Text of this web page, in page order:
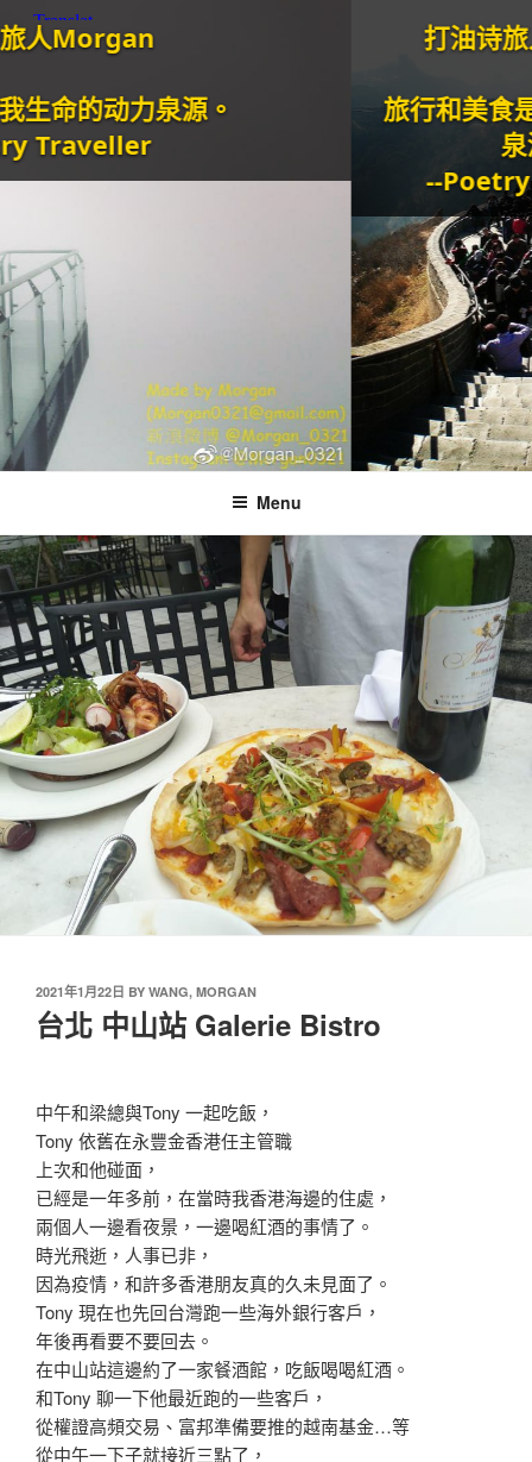
动力泉源。
打油诗旅人
旅行和美食是我生
--Poetry
Menu
2021年1月22日 BY WANG, MORGAN
台北 中山站 Galerie Bistro
中午和梁總與Tony 一起吃飯，
Tony 依舊在永豐金香港任主管職
上次和他碰面，
已經是一年多前，在當時我香港海邊的住處，
兩個人一邊看夜景，一邊喝紅酒的事情了。
時光飛逝，人事已非，
因為疫情，和許多香港朋友真的久未見面了。
Tony 現在也先回台灣跑一些海外銀行客戶，
年後再看要不要回去。
在中山站這邊約了一家餐酒館，吃飯喝喝紅酒。
和Tony 聊一下他最近跑的一些客戶，
從權證高頻交易、富邦準備要推的越南基金…等
從中午一下子就接近三點了，